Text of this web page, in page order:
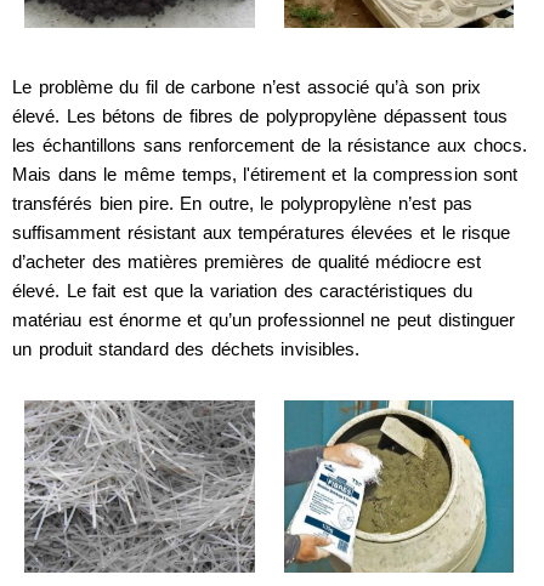
Le problème du fil de carbone n’est associé qu’à son prix
élevé. Les bétons de fibres de polypropylène dépassent tous
les échantillons sans renforcement de la résistance aux chocs.
Mais dans le même temps, l'étirement et la compression sont
transférés bien pire. En outre, le polypropylène n’est pas
suffisamment résistant aux températures élevées et le risque
d’acheter des matières premières de qualité médiocre est
élevé. Le fait est que la variation des caractéristiques du
matériau est énorme et qu’un professionnel ne peut distinguer
un produit standard des déchets invisibles.